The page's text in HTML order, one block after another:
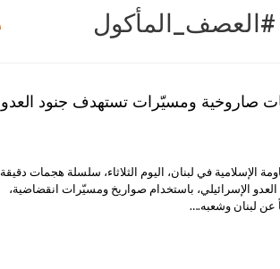
#العصف_المأكول
صاروخية ومسيّرات تستهدف جنود العدو
الإسلامية في لبنان، اليوم الثلاثاء، سلسلة هجمات دقيقة
الإسرائيلي، باستخدام صواريخ ومسيّرات انقضاضية،
لبنان وشعبه.…